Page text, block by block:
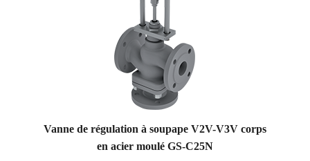
Vanne de régulation à soupape V2V-V3V corps
en acier moulé GS-C25N